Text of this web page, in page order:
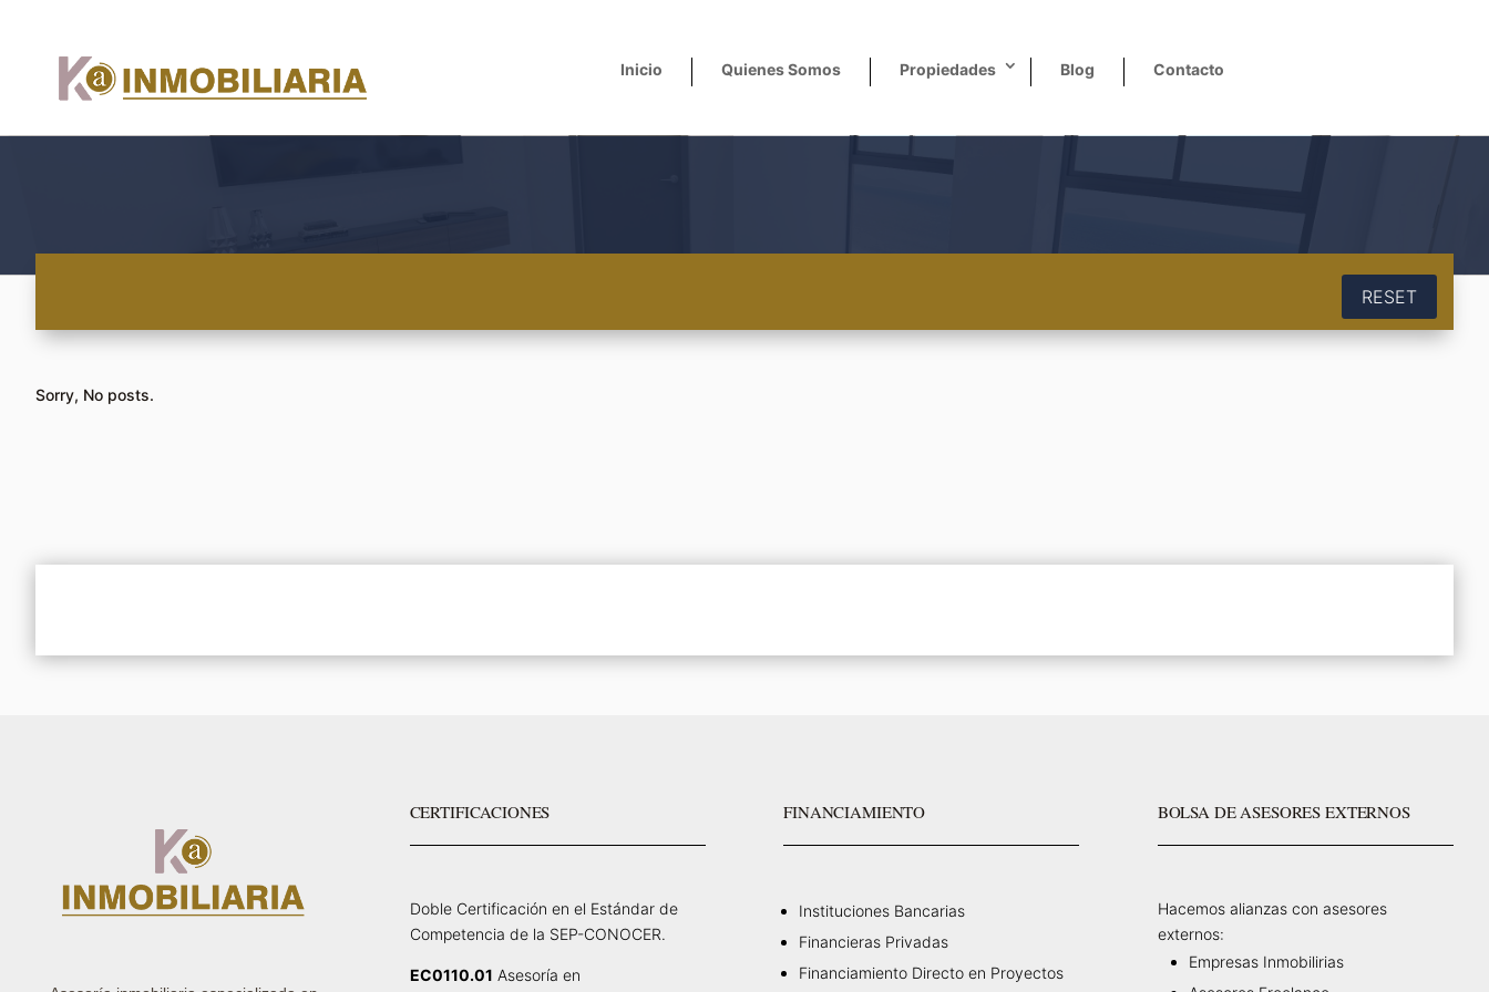
Inicio Quienes Somos Propiedades Blog Contacto
RESET
Sorry, No posts.
CERTIFICACIONES
Doble Certificación en el Estándar de
Competencia de la SEP-CONOCER.
EC0110.01 Asesoría en
FINANCIAMIENTO
Instituciones Bancarias
Financieras Privadas
Financiamiento Directo en Proyectos
BOLSA DE ASESORES EXTERNOS
Hacemos alianzas con asesores
externos:
Empresas Inmobilirias